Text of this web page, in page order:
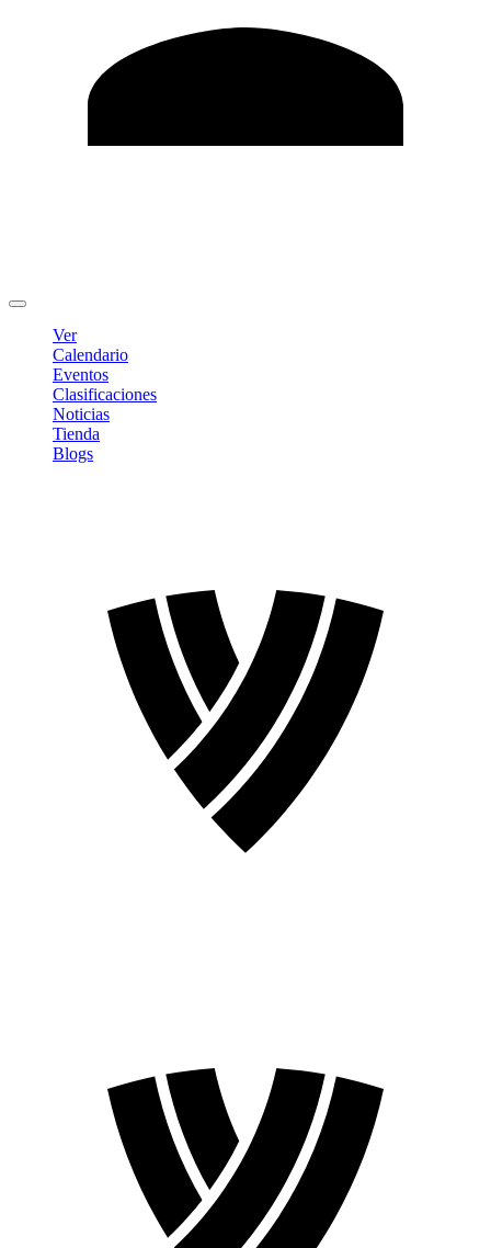
Ver
Calendario
Eventos
Clasificaciones
Noticias
Tienda
Blogs